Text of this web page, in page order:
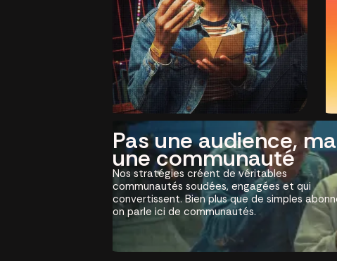
Pas une audience,
une communauté
Nos stratégies créent de véritables
communautés soudées, engagées et qui
convertissent. Bien plus que de simples
on parle ici de communautés.